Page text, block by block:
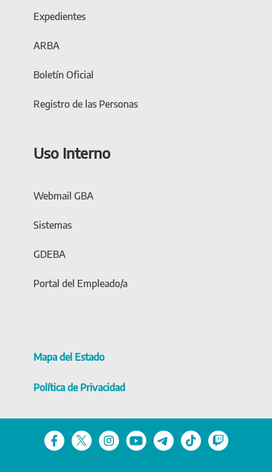
Expedientes
ARBA
Boletín Oficial
Registro de las Personas
Uso Interno
Webmail GBA
Sistemas
GDEBA
Portal del Empleado/a
Mapa del Estado
Política de Privacidad